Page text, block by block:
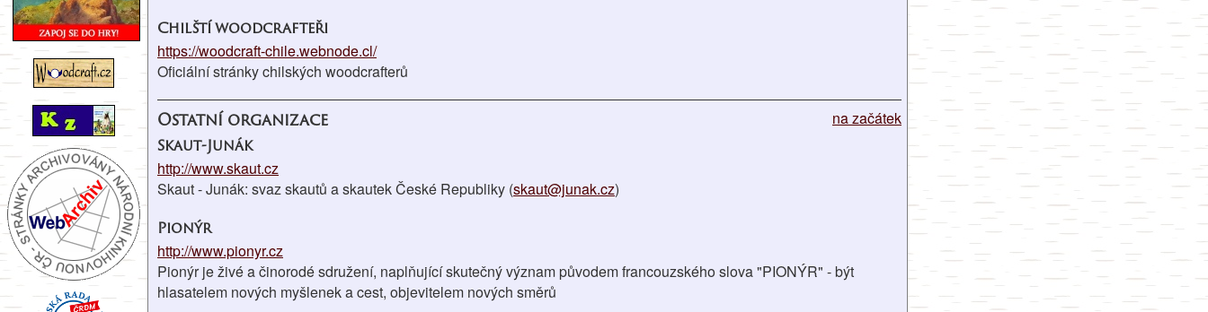
Chilští woodcrafteři
https://woodcraft-chile.webnode.cl/
Oficiální stránky chilských woodcrafterů
na začátek
Ostatní organizace
Skaut-Junák
http://www.skaut.cz
Skaut - Junák: svaz skautů a skautek České Republiky (skaut@junak.cz)
Pionýr
http://www.pionyr.cz
Pionýr je živé a činorodé sdružení, naplňující skutečný význam původem francouzského slova "PIONÝR" - být
hlasatelem nových myšlenek a cest, objevitelem nových směrů